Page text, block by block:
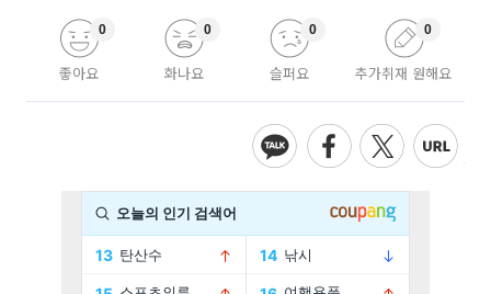
좋아요
0
화나요
0
슬퍼요
0
추가취재 원해요
0